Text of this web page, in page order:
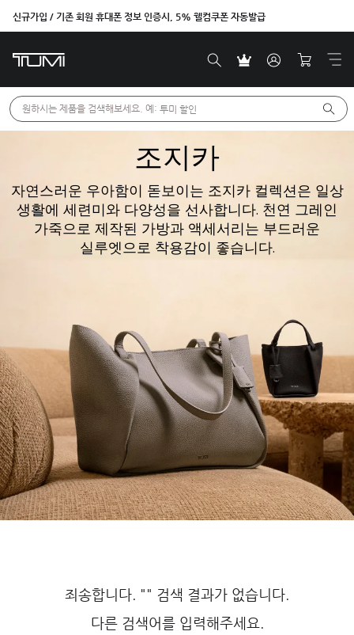
신규가입 / 기존 회원 휴대폰 정보 인증시, 5% 웰컴쿠폰 자동발급
원하시는 제품을 검색해보세요. 예: 투미 할인
조지카
자연스러운 우아함이 돋보이는 조지카 컬렉션은 일상
생활에 세련미와 다양성을 선사합니다. 천연 그레인
가죽으로 제작된 가방과 액세서리는 부드러운
실루엣으로 착용감이 좋습니다.
죄송합니다. "" 검색 결과가 없습니다.
다른 검색어를 입력해주세요.